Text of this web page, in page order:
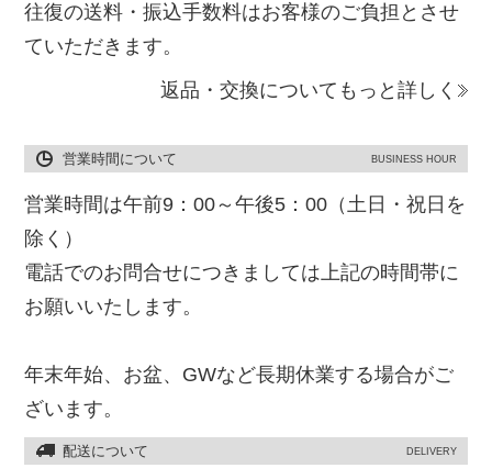
往復の送料・振込手数料はお客様のご負担とさせ
ていただきます。
返品・交換についてもっと詳しく
営業時間について BUSINESS HOUR
営業時間は午前9：00～午後5：00（土日・祝日を
除く）
電話でのお問合せにつきましては上記の時間帯に
お願いいたします。
年末年始、お盆、GWなど長期休業する場合がご
ざいます。
配送について DELIVERY